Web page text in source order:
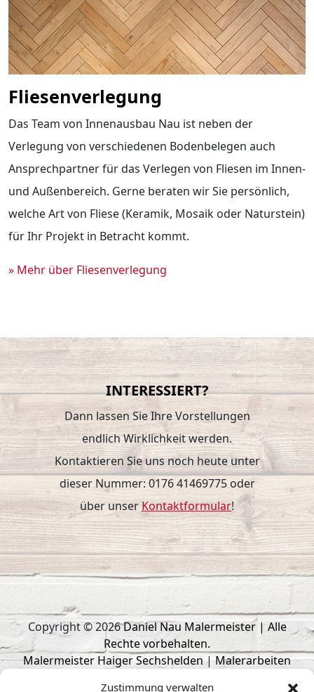
Zustimmung verwalten
Fliesenverlegung
Das Team von Innenausbau Nau ist neben der
Verlegung von verschiedenen Bodenbelegen auch
Ansprechpartner für das Verlegen von Fliesen im Innen-
und Außenbereich. Gerne beraten wir Sie persönlich,
welche Art von Fliese (Keramik, Mosaik oder Naturstein)
für Ihr Projekt in Betracht kommt.
» Mehr über Fliesenverlegung
INTERESSIERT?
Dann lassen Sie Ihre Vorstellungen
endlich Wirklichkeit werden.
Kontaktieren Sie uns noch heute unter
dieser Nummer: 0176 41469775 oder
über unserKontaktformular!
Copyright © 2026Daniel Nau Malermeister | Alle
Rechte vorbehalten.
Malermeister Haiger Sechshelden| Malerarbeiten